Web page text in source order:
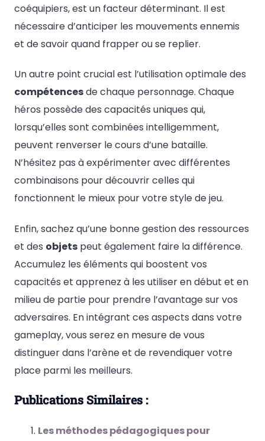
coéquipiers, est un facteur déterminant. Il est
nécessaire d’anticiper les mouvements ennemis
et de savoir quand frapper ou se replier.
Un autre point crucial est l’utilisation optimale des
compétencesde chaque personnage. Chaque
héros possède des capacités uniques qui,
lorsqu’elles sont combinées intelligemment,
peuvent renverser le cours d’une bataille.
N’hésitez pas à expérimenter avec différentes
combinaisons pour découvrir celles qui
fonctionnent le mieux pour votre style de jeu.
Enfin, sachez qu’une bonne gestion des ressources
et des objets peut également faire la différence.
Accumulez les éléments qui boostent vos
capacités et apprenez à les utiliser en début et en
milieu de partie pour prendre l’avantage sur vos
adversaires. En intégrant ces aspects dans votre
gameplay, vous serez en mesure de vous
distinguer dans l’arène et de revendiquer votre
place parmi les meilleurs.
Publications Similaires :
Les méthodes pédagogiques pour